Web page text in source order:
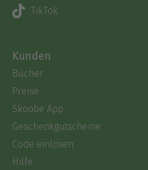
TikTok
Kunden
Bücher
Preise
Skoobe App
Geschenkgutscheine
Code einlösen
Hilfe